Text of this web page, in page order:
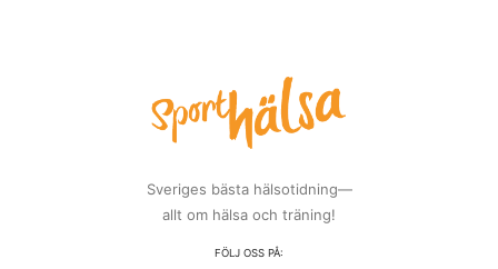
Sveriges bästa hälsotidning—
allt om hälsa och träning!
FÖLJ OSS PÅ: